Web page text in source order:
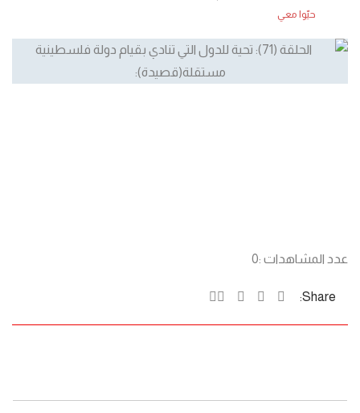
حيّوا معي
عدد المشاهدات :0
Share: